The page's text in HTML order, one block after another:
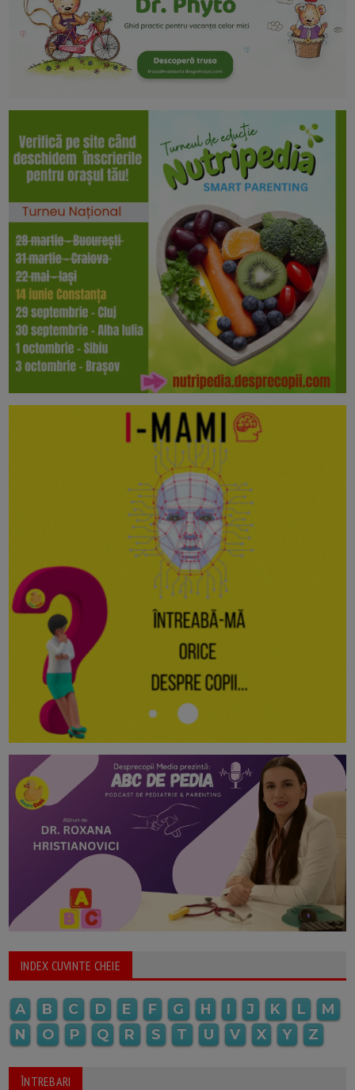
INDEX CUVINTE CHEIE
A B C D E F G H I J K L
M
N
O P Q R S T U V X Y Z
ÎNTREBARI